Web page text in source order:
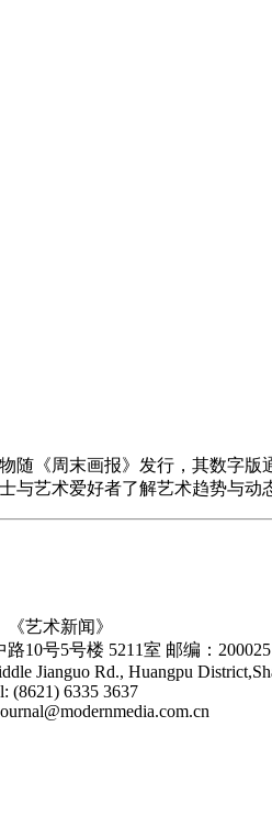
《周末画报》发行，其数字
艺术爱好者了解艺术趋势与动
《艺术新闻》
路10号5号楼 5211室 邮编：200025
Jianguo Rd., Huangpu
(8621) 6335 3637